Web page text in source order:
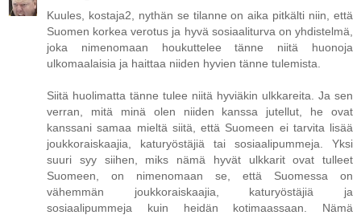
Kuules, kostaja2, nythän se tilanne on aika pitkälti niin, että
Suomen korkea verotus ja hyvä sosiaaliturva on yhdistelmä,
joka nimenomaan houkuttelee tänne niitä huonoja
ulkomaalaisia ja haittaa niiden hyvien tänne tulemista.
Siitä huolimatta tänne tulee niitä hyviäkin ulkkareita. Ja sen
verran, mitä minä olen niiden kanssa jutellut, he ovat
kanssani samaa mieltä siitä, että Suomeen ei tarvita lisää
joukkoraiskaajia, katuryöstäjiä tai sosiaalipummeja. Yksi
suuri syy siihen, miks nämä hyvät ulkkarit ovat tulleet
Suomeen, on nimenomaan se, että Suomessa on
vähemmän joukkoraiskaajia, katuryöstäjiä ja
sosiaalipummeja kuin heidän kotimaassaan. Nämä